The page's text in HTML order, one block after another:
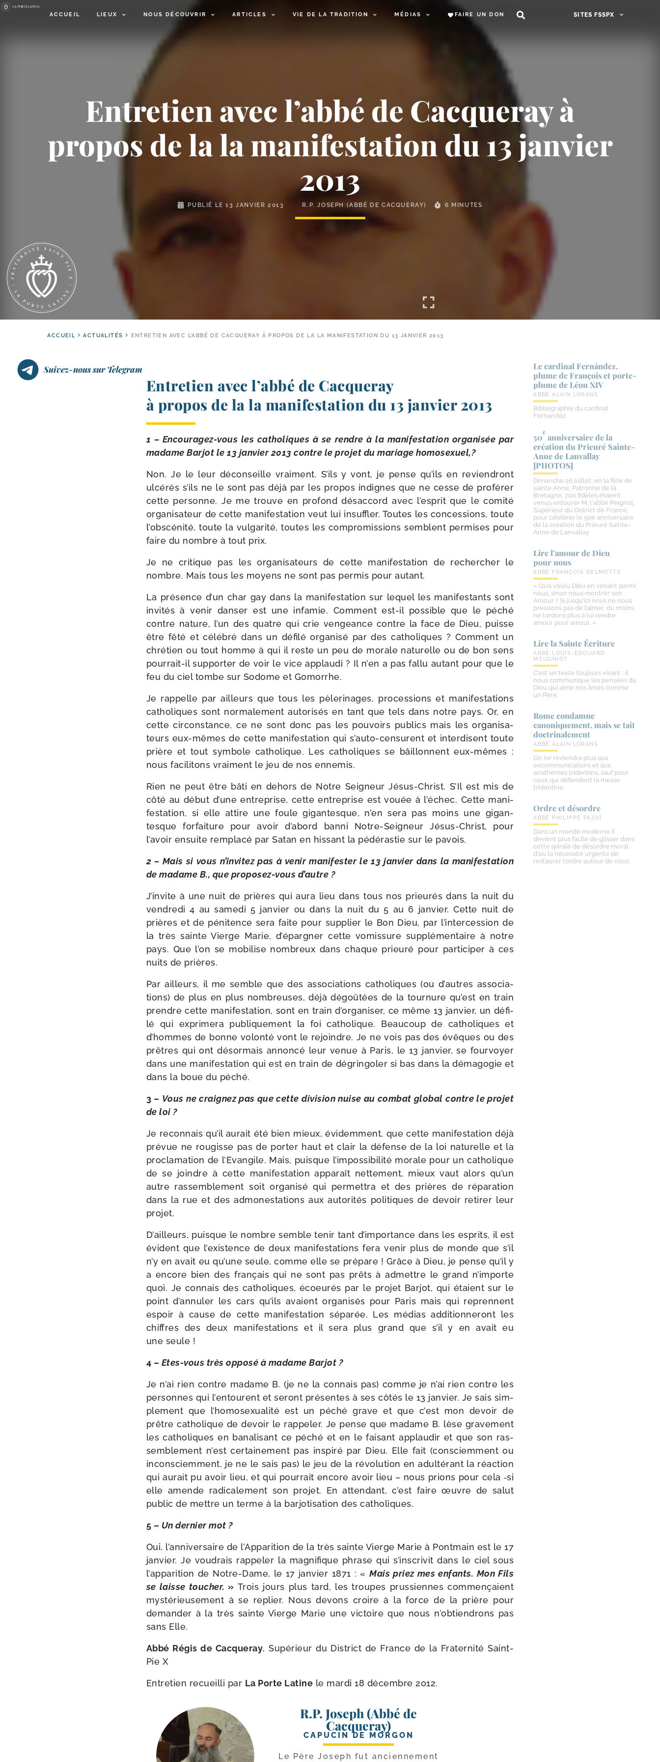
ACCUEIL LIEUX NOUS DÉCOUVRIR ARTICLES VIE DE LA TRADITION MÉDIAS FAIRE UN DON SITES FSSPX
Entretien avec l’abbé de Cacqueray à
propos de la la manifestation du 13 janvier
2013
PUBLIÉ LE13 JANVIER 2013 R.P. JOSEPH (ABBÉ DE CACQUERAY) 6 MINUTES
ACCUEIL ACTUALITÉS ENTRETIEN AVEC L’ABBÉ DE CACQUERAY À PROPOS DE LA LA MANIFESTATION DU 13 JANVIER 2013
Suivez-nous sur Telegram
Entretien avec l’abbé de Cacqueray
à propos de la la manifestation du 13 janvier 2013
1 – Encouragez-​vous les catho­liques à se rendre à la mani­fes­ta­tion orga­ni­sée par
madame Barjot le 13 jan­vier 2013 contre le pro­jet du mariage homosexuel,?
Non. Je le leur décon­seille vrai­ment. S’ils y vont, je pense qu’ils en revien­dront
ulcé­rés s’ils ne le sont pas déjà par les pro­pos indignes que ne cesse de pro­fé­rer
cette per­sonne. Je me trouve en pro­fond désac­cord avec l’esprit que le comi­té
orga­ni­sa­teur de cette mani­fes­ta­tion veut lui insuf­fler. Toutes les conces­sions, toute
l’obscénité, toute la vul­ga­ri­té, toutes les com­pro­mis­sions semblent per­mises pour
faire du nombre à tout prix.
Je ne cri­tique pas les orga­ni­sa­teurs de cette mani­fes­ta­tion de recher­cher le
nombre. Mais tous les moyens ne sont pas per­mis pour autant.
La pré­sence d’un char gay dans la mani­fes­ta­tion sur lequel les mani­fes­tants sont
invi­tés à venir dan­ser est une infa­mie. Comment est-​il pos­sible que le péché
contre nature, l’un des quatre qui crie ven­geance contre la face de Dieu, puisse
être fêté et célé­bré dans un défi­lé orga­ni­sé par des catho­liques ? Comment un
chré­tien ou tout homme à qui il reste un peu de morale natu­relle ou de bon sens
pourrait-​il sup­por­ter de voir le vice applau­di ? Il n’en a pas fal­lu autant pour que le
feu du ciel tombe sur Sodome et Gomorrhe.
Je rap­pelle par ailleurs que tous les pèle­ri­nages, pro­ces­sions et mani­fes­ta­tions
catho­liques sont nor­ma­le­ment auto­ri­sés en tant que tels dans notre pays. Or, en
cette cir­cons­tance, ce ne sont donc pas les pou­voirs publics mais les orga­ni­sa­
teurs eux-​mêmes de cette mani­fes­ta­tion qui s’auto-censurent et inter­disent toute
prière et tout sym­bole catho­lique. Les catho­liques se bâillonnent eux-​mêmes :
nous faci­li­tons vrai­ment le jeu de nos ennemis.
Rien ne peut être bâti en dehors de Notre Seigneur Jésus-​Christ. S’Il est mis de
côté au début d’une entre­prise, cette entre­prise est vouée à l’échec. Cette mani­
fes­ta­tion, si elle attire une foule gigan­tesque, n’en sera pas moins une gigan­
tesque for­fai­ture pour avoir d’abord ban­ni Notre-​Seigneur Jésus-​Christ, pour
l’avoir ensuite rem­pla­cé par Satan en his­sant la pédé­ras­tie sur le pavois.
2 – Mais si vous n’in­vi­tez pas à venir mani­fes­ter le 13 jan­vier dans la mani­fes­ta­tion
de madame B., que proposez-​vous d’autre ?
J’invite à une nuit de prières qui aura lieu dans tous nos prieu­rés dans la nuit du
ven­dre­di 4 au same­di 5 jan­vier ou dans la nuit du 5 au 6 jan­vier. Cette nuit de
prières et de péni­tence sera faite pour sup­plier le Bon Dieu, par l’intercession de
la très sainte Vierge Marie, d’épargner cette vomis­sure sup­plé­men­taire à notre
pays. Que l’on se mobi­lise nom­breux dans chaque prieu­ré pour par­ti­ci­per à ces
nuits de prières.
Par ailleurs, il me semble que des asso­cia­tions catho­liques (ou d’autres asso­cia­
tions) de plus en plus nom­breuses, déjà dégoû­tées de la tour­nure qu’est en train
prendre cette mani­fes­ta­tion, sont en train d’organiser, ce même 13 jan­vier, un défi­
lé qui expri­me­ra publi­que­ment la foi catho­lique. Beaucoup de catho­liques et
d’hommes de bonne volon­té vont le rejoindre. Je ne vois pas des évêques ou des
prêtres qui ont désor­mais annon­cé leur venue à Paris, le 13 jan­vier, se four­voyer
dans une mani­fes­ta­tion qui est en train de dégrin­go­ler si bas dans la déma­go­gie et
dans la boue du péché.
3 – Vous ne crai­gnez pas que cette divi­sion nuise au com­bat glo­bal contre le pro­jet
de loi ?
Je recon­nais qu’il aurait été bien mieux, évi­dem­ment, que cette mani­fes­ta­tion déjà
pré­vue ne rou­gisse pas de por­ter haut et clair la défense de la loi natu­relle et la
pro­cla­ma­tion de l’Evangile. Mais, puisque l’impossibilité morale pour un catho­lique
de se joindre à cette mani­fes­ta­tion appa­raît net­te­ment, mieux vaut alors qu’un
autre ras­sem­ble­ment soit orga­ni­sé qui per­met­tra et des prières de répa­ra­tion
dans la rue et des admo­nes­ta­tions aux auto­ri­tés poli­tiques de devoir reti­rer leur
projet.
D’ailleurs, puisque le nombre semble tenir tant d’importance dans les esprits, il est
évident que l’existence de deux mani­fes­ta­tions fera venir plus de monde que s’il
n’y en avait eu qu’une seule, comme elle se pré­pare ! Grâce à Dieu, je pense qu’il y
a encore bien des fran­çais qui ne sont pas prêts à admettre le grand n’importe
quoi. Je connais des catho­liques, écoeu­rés par le pro­jet Barjot, qui étaient sur le
point d’annuler les cars qu’ils avaient orga­ni­sés pour Paris mais qui reprennent
espoir à cause de cette mani­fes­ta­tion sépa­rée. Les médias addi­tion­ne­ront les
chiffres des deux mani­fes­ta­tions et il sera plus grand que s’il y en avait eu
une seule !
4 – Etes-​vous très oppo­sé à madame Barjot ?
Je n’ai rien contre madame B. (je ne la connais pas) comme je n’ai rien contre les
per­sonnes qui l’entourent et seront pré­sentes à ses côtés le 13 jan­vier. Je sais sim­
ple­ment que l’homosexualité est un péché grave et que c’est mon devoir de
prêtre catho­lique de devoir le rap­pe­ler. Je pense que madame B. lèse gra­ve­ment
les catho­liques en bana­li­sant ce péché et en le fai­sant applau­dir et que son ras­
sem­ble­ment n’est cer­tai­ne­ment pas ins­pi­ré par Dieu. Elle fait (consciem­ment ou
incons­ciem­ment, je ne le sais pas) le jeu de la révo­lu­tion en adul­té­rant la réac­tion
qui aurait pu avoir lieu, et qui pour­rait encore avoir lieu – nous prions pour cela ‑si
elle amende radi­ca­le­ment son pro­jet. En atten­dant, c’est faire œuvre de salut
public de mettre un terme à la bar­jo­ti­sa­tion des catholiques.
5 – Un der­nier mot ?
Oui, l’anniversaire de l’Apparition de la très sainte Vierge Marie à Pontmain est le 17
jan­vier. Je vou­drais rap­pe­ler la magni­fique phrase qui s’inscrivit dans le ciel sous
l’apparition de Notre-​Dame, le 17 jan­vier 1871 : «Mais priez mes enfants. Mon Fils
se laisse tou­cher. » Trois jours plus tard, les troupes prus­siennes com­men­çaient
mys­té­rieu­se­ment à se replier. Nous devons croire à la force de la prière pour
deman­der à la très sainte Vierge Marie une vic­toire que nous n’obtiendrons pas
sans Elle.
Abbé Régis de Cacqueray, Supérieur du District de France de la Fraternité Saint-​
Pie X
Entretien recueilli par La Porte Latine le mar­di 18 décembre 2012.
R.P. Joseph (Abbé de
Cacqueray)
CAPUCIN DE MORGON
Le Père Joseph fut ancien­ne­ment
Le cardinal Fernández,
plume de François et porte-​
plume de Léon XIV
ABBÉ ALAIN LORANS
Bibliographie du cardinal
Fernandez
50
e
anniversaire de la
création du Prieuré Sainte-​
Anne de Lanvallay
[PHOTOS]
Dimanche 26 juillet, en la fête de
sainte Anne, Patronne de la
Bretagne, 700 fidèles étaient
venus entourer M. l'abbé Peignot,
Supérieur du District de France,
pour célébrer le 50e anniversaire
de la création du Prieuré Sainte-
Anne de Lanvallay
Lire l’amour de Dieu
pour nous
ABBÉ FRANÇOIS DELMOTTE
« Qu’a voulu Dieu en venant parmi
nous, sinon nous montrer son
Amour ? Si jusqu’ici nous ne nous
pressions pas de l’aimer, du moins
ne tardons plus à lui rendre
amour pour amour. »
Lire la Sainte Écriture
ABBÉ LOUIS-EDOUARD
MEUGNIOT
C’est un texte toujours vivant ; il
nous communique les pensées du
Dieu qui aime nos âmes comme
un Père.
Rome condamne
canoniquement, mais se tait
doctrinalement
ABBÉ ALAIN LORANS
On ne reviendra plus aux
excommunications et aux
anathèmes tridentins, sauf pour
ceux qui défendent la messe
tridentine.
Ordre et désordre
ABBÉ PHILIPPE PAZAT
Dans un monde moderne il
devient plus facile de glisser dans
cette spirale de désordre moral,
d’où la nécessité urgente de
restaurer l’ordre autour de nous.